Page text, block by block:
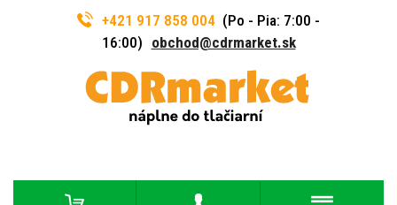
+421 917 858 004 (Po - Pia: 7:00 -
16:00) obchod@cdrmarket.sk